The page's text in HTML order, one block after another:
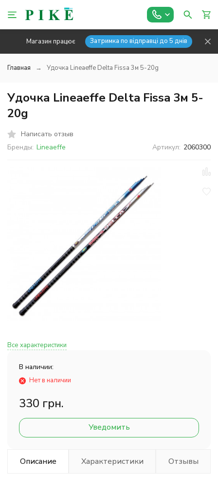
Магазин працює Затримка по відправці до 5 днів
Главная Удочка Lineaeffe Delta Fissa 3м 5-20g
Удочка Lineaeffe Delta Fissa 3м 5-
20g
Написать отзыв
Бренды: Lineaeffe Артикул: 2060300
Все характеристики
В наличии:
Нет в наличии
330 грн.
Уведомить
Описание Характеристики Отзывы